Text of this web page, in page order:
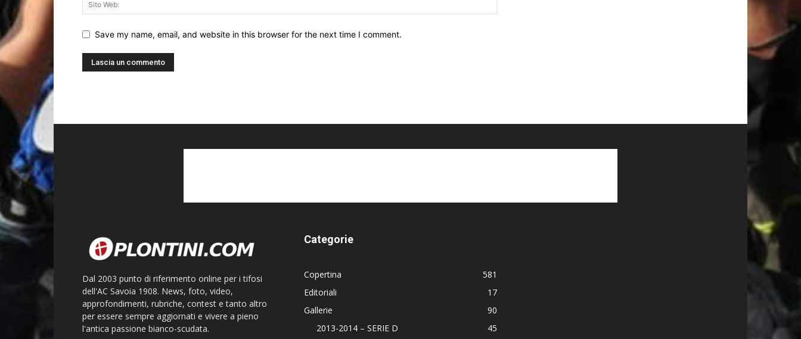
Save my name, email, and website in this browser for the next time I comment.
Dal 2003 punto di riferimento online per i tifosi
dell'AC Savoia 1908. News, foto, video,
approfondimenti, rubriche, contest e tanto altro
per essere sempre aggiornati e vivere a pieno
l'antica passione bianco-scudata.
Categorie
Copertina
581
Editoriali
17
Gallerie
90
2013-2014 – SERIE D
45